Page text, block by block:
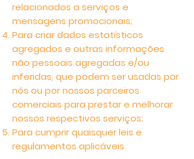
relacionados a serviços e
mensagens promocionais;
Para criar dados estatísticos
agregados e outras informações
não pessoais agregadas e/ou
inferidas, que podem ser usadas por
nós ou por nossos parceiros
comerciais para prestar e melhorar
nossos respectivos serviços;
Para cumprir quaisquer leis e
regulamentos aplicáveis